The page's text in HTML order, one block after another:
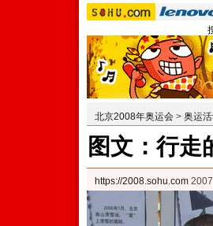
北京2008年奥运会 > 奥运
图文：行走
https://2008.sohu.com